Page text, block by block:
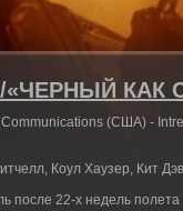
КАК
(США) -
Коул Хаузер, Кит
после 22-х недель